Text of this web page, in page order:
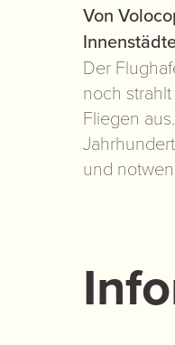
Von
Der
noch
Fliegen
und